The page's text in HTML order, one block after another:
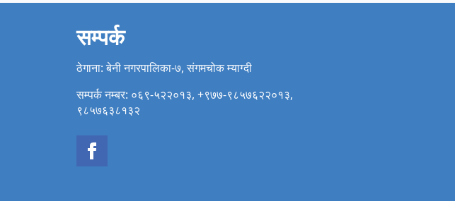
सम्पर्क
ठेगाना: बेनी नगरपालिका-७, संगमचोक म्याग्दी
सम्पर्क नम्बर: ०६९-५२२०१३, +९७७-९८५७६२२०१३,
९८५७६३८१३२